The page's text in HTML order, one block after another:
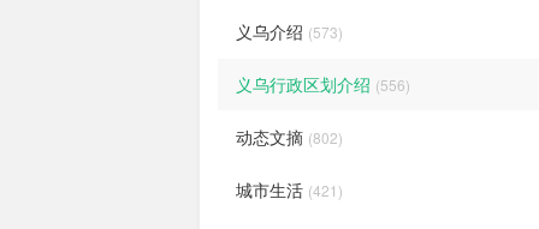
义乌介绍 (573)
义乌行政区划介绍 (556)
动态文摘 (802)
城市生活 (421)